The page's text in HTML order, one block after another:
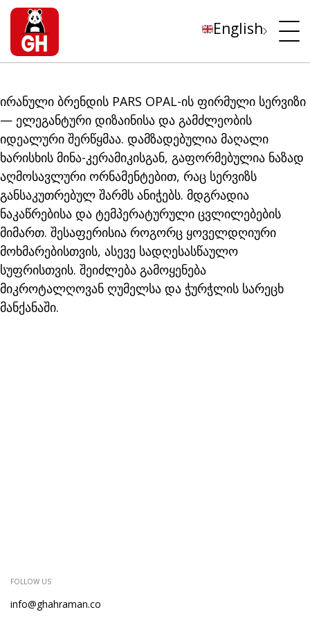
English
ირანული ბრენდის PARS OPAL-ის ფირმული სერვიზი
— ელეგანტური დიზაინისა და გამძლეობის
იდეალური შერწყმაა. დამზადებულია მაღალი
ხარისხის მინა-კერამიკისგან, გაფორმებულია ნაზად
აღმოსავლური ორნამენტებით, რაც სერვიზს
განსაკუთრებულ შარმს ანიჭებს. მდგრადია
ნაკაწრებისა და ტემპერატურული ცვლილებების
მიმართ. შესაფერისია როგორც ყოველდღიური
მოხმარებისთვის, ასევე სადღესასწაულო
სუფრისთვის. შეიძლება გამოყენება
მიკროტალღოვან ღუმელსა და ჭურჭლის სარეცხ
მანქანაში.
FOLLOW US
info@ghahraman.co